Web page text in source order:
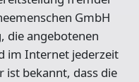
GmbH
die angebotenen
im Internet jederzeit
ist bekannt, dass die